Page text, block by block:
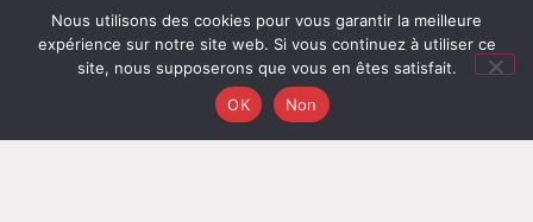
ABC IMMODIAGmet à votre service une équipe
impartiale de professionnels certifiés disponibles près
Nous utilisons des cookies pour vous garantir la meilleure
expérience sur notre site web. Si vous continuez à utiliser ce
site, nous supposerons que vous en êtes satisfait.
OK
Non